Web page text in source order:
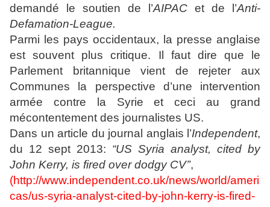
demandé le soutien de l’AIPAC et de l’Anti-
Defamation-League.
Parmi les pays occidentaux, la presse anglaise
est souvent plus critique. Il faut dire que le
Parlement britannique vient de rejeter aux
Communes la perspective d’une intervention
armée contre la Syrie et ceci au grand
mécontentement des journalistes US.
Dans un article du journal anglais l’Independent,
du 12 sept 2013: “US Syria analyst, cited by
John Kerry, is fired over dodgy CV’’,
(http://www.independent.co.uk/news/world/ameri
cas/us-syria-analyst-cited-by-john-kerry-is-fired-